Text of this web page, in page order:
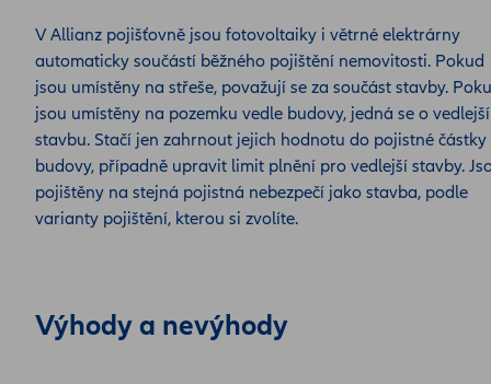
V Allianz pojišťovně jsou fotovoltaiky i větrné elektrárny
automaticky součástí běžného pojištění nemovitosti. Pokud
jsou umístěny na střeše, považují se za součást stavby.
jsou umístěny na pozemku vedle budovy, jedná se o vedlejší
stavbu. Stačí jen zahrnout jejich hodnotu do pojistné částky
budovy, případně upravit limit plnění pro vedlejší stavby.
pojištěny na stejná pojistná nebezpečí jako stavba, podle
varianty pojištění, kterou si zvolíte.
Výhody a nevýhody